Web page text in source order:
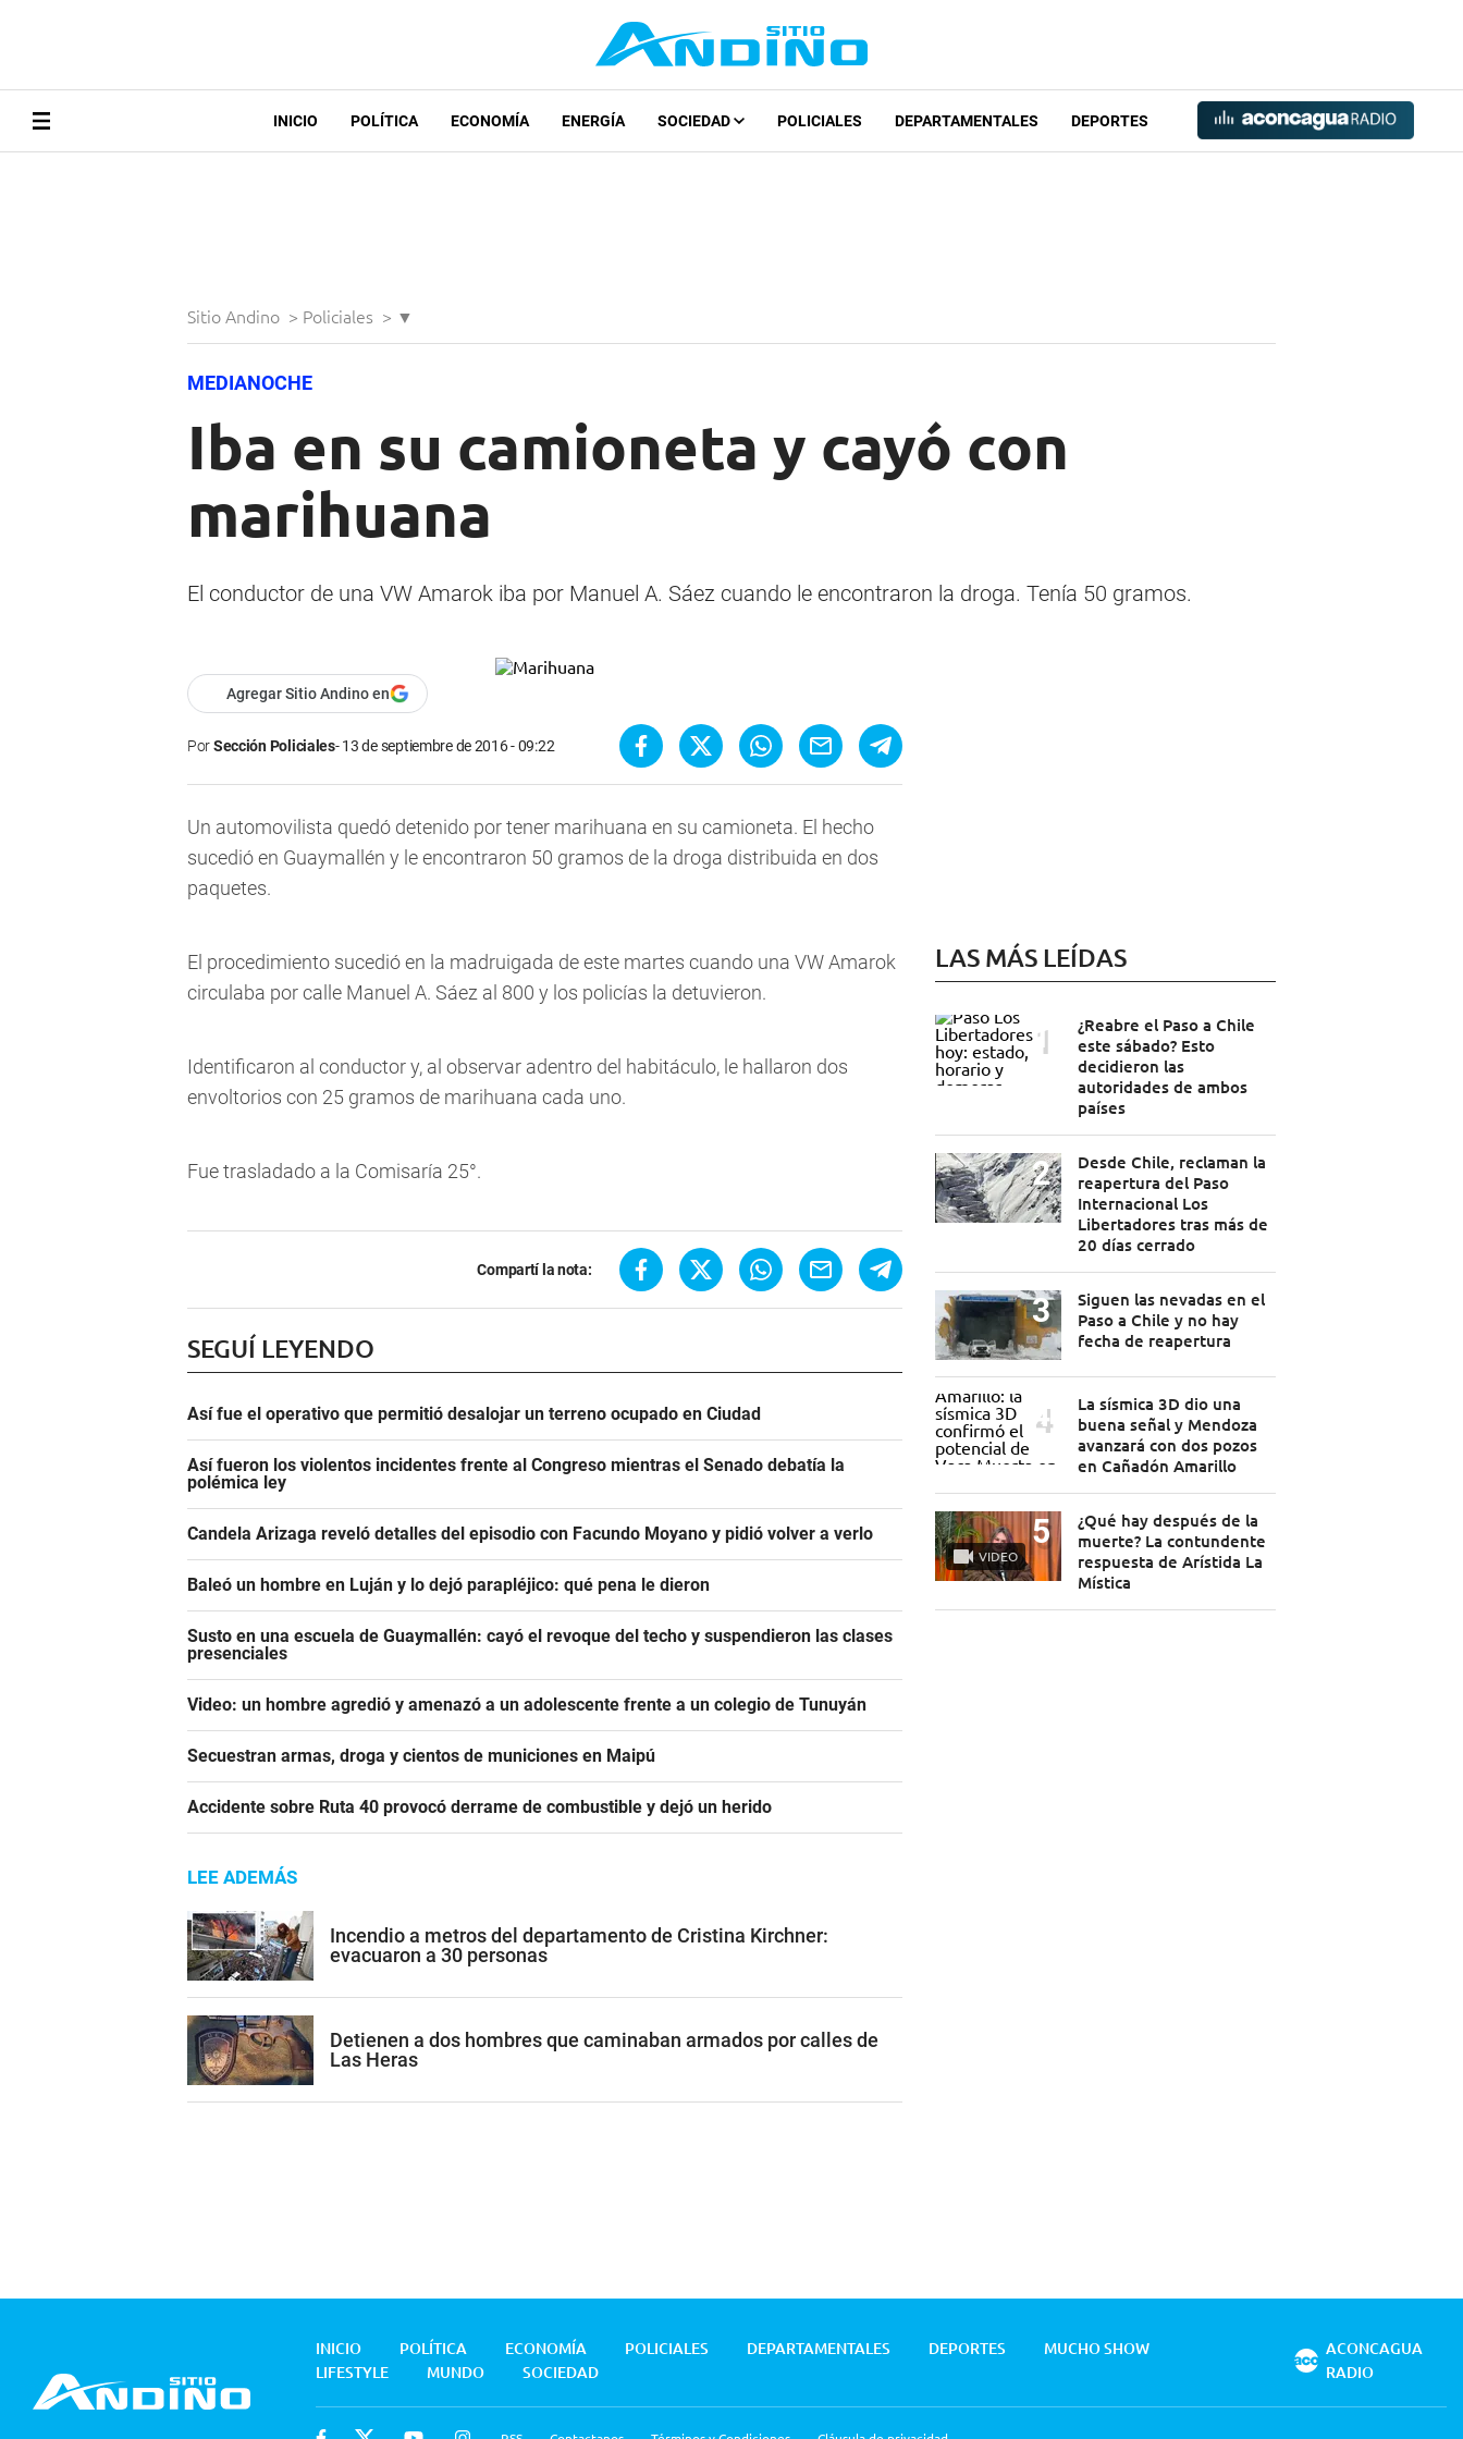
INICIO POLÍTICA ECONOMÍA ENERGÍA SOCIEDAD POLICIALES DEPARTAMENTALES DEPORTES
Sitio Andino > Policiales > ▼
MEDIANOCHE
Iba en su camioneta y cayó con
marihuana
El conductor de una VW Amarok iba por Manuel A. Sáez cuando le encontraron la droga. Tenía 50 gramos.
Agregar Sitio Andino en
PorSección Policiales 13 de septiembre de 2016 - 09:22
Un automovilista quedó detenido por tener marihuana en su camioneta. El hecho
sucedió en Guaymallén y le encontraron 50 gramos de la droga distribuida en dos
paquetes.
El procedimiento sucedió en la madruigada de este martes cuando una VW Amarok
circulaba por calle Manuel A. Sáez al 800 y los policías la detuvieron.
Identificaron al conductor y, al observar adentro del habitáculo, le hallaron dos
envoltorios con 25 gramos de marihuana cada uno.
Fue trasladado a la Comisaría 25°.
Compartí la nota:
SEGUÍ LEYENDO
Así fue el operativo que permitió desalojar un terreno ocupado en Ciudad
Así fueron los violentos incidentes frente al Congreso mientras el Senado debatía la
polémica ley
Candela Arizaga reveló detalles del episodio con Facundo Moyano y pidió volver a verlo
Baleó un hombre en Luján y lo dejó parapléjico: qué pena le dieron
Susto en una escuela de Guaymallén: cayó el revoque del techo y suspendieron las clases
presenciales
Video: un hombre agredió y amenazó a un adolescente frente a un colegio de Tunuyán
Secuestran armas, droga y cientos de municiones en Maipú
Accidente sobre Ruta 40 provocó derrame de combustible y dejó un herido
LEE ADEMÁS
Incendio a metros del departamento de Cristina Kirchner:
evacuaron a 30 personas
Detienen a dos hombres que caminaban armados por calles de
Las Heras
LAS MÁS LEÍDAS
¿Reabre el Paso a Chile
este sábado? Esto
decidieron las
autoridades de ambos
países
Desde Chile, reclaman la
reapertura del Paso
Internacional Los
Libertadores tras más de
20 días cerrado
Siguen las nevadas en el
Paso a Chile y no hay
fecha de reapertura
La sísmica 3D dio una
buena señal y Mendoza
avanzará con dos pozos
en Cañadón Amarillo
VIDEO
¿Qué hay después de la
muerte? La contundente
respuesta de Arístida La
Mística
INICIO POLÍTICA ECONOMÍA POLICIALES DEPARTAMENTALES DEPORTES
MUCHO SHOW
LIFESTYLE
MUNDO SOCIEDAD
ACONCAGUA
RADIO